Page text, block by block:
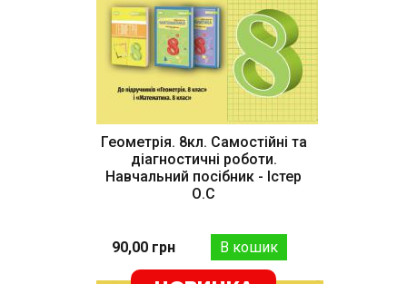
Геометрія. 8кл. Самостійні та
діагностичні роботи.
Навчальний посібник - Істер
О.С
90,00 грн